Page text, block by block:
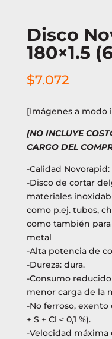
Disco
180×1.5
$7.072
[Imágenes a modo
[NO INCLUYE
CARGO DEL
-Calidad
-Disco de cortar
materiales
como p.ej. tubos,
como también
metal
-Alta potencia de
-Dureza: dura.
-Consumo
menor carga de la
-No ferroso, exento
+ S + Cl ≤ 0,1 %).
-Velocidad máxima